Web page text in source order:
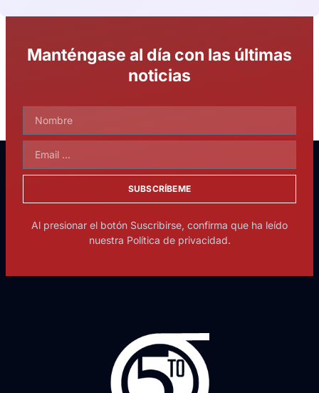
Manténgase al día con las últimas
noticias
SUBSCRÍBEME
Al presionar el botón Suscribirse, confirma que ha leído
nuestra Política de privacidad.